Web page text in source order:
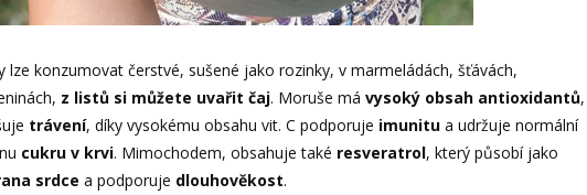
lze konzumovat čerstvé, sušené jako rozinky, v marmeládách, šťávách,
z listů si můžete uvařit čaj. Moruše má vysoký obsah antioxidantů,
trávení, díky vysokému obsahu vit. C podporuje imunitu a udržuje normální
cukru v krvi. Mimochodem, obsahuje také resveratrol, který působí jako
srdce a podporuje dlouhověkost.